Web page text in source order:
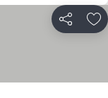
공유 즐